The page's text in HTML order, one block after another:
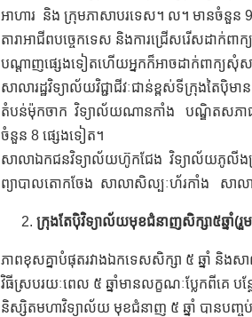
អាហារ និង ក្រុមភាសាបរទេស។ ល។ មានចំនួន
តារាអាជីពបច្ចេកទេស និងការជ្រើសរើសដាក់
បណ្តាញផ្សេងទៀតហើយអ្នកក៏អាចដាក់ពាក្យសុំ
សាលារដ្ឋវិទ្យាល័យវិជ្ជាជីវៈជាន់ខ្ពស់ទីក្រុងតៃ
តំបន់ម៉ុកចាក វិទ្យាល័យណានកាំង បណ្ឌិតសភាជា
ចំនួន 8 ផ្សេងទៀត។
សាលា​ឯកជនវិទ្យាល័យហ៊ូកជែង វិទ្យាល័យភូលីងព្
ព្យាបាលតោកចែង សាលាសិល្បៈហ័រកាំង សាលា
ក្រុងតែប៉ិវិទ្យាល័យមុខជំនាញសិក្សា៥ឆ្នាំ(
ភាពខុសគ្នាបំផុតរវាងឯកទេសសិក្សា ៥ ឆ្នាំ និងសា
វិធីស្របរយៈពេល ៥ ឆ្នាំមានលក្ខណៈប្លែកពីគេ ប
និស្សិតមហាវិទ្យាល័យ មុខជំនាញ ៥ ​​ឆ្នាំ បានបញ្ច